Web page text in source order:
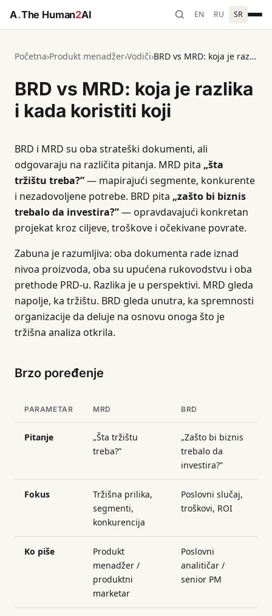
A.The Human2AI EN RU SR
Početna›Produkt menadžer›Vodiči› BRD vs MRD: koja je razlika i kada koristiti koji
BRD vs MRD: koja je razlika
i kada koristiti koji
BRD i MRD su oba strateški dokumenti, ali
odgovaraju na različita pitanja. MRD pita „šta
tržištu treba?”— mapirajući segmente, konkurente
i nezadovoljene potrebe. BRD pita „zašto bi biznis
trebalo da investira?”— opravdavajući konkretan
projekat kroz ciljeve, troškove i očekivane povrate.
Zabuna je razumljiva: oba dokumenta rade iznad
nivoa proizvoda, oba su upućena rukovodstvu i oba
prethode PRD-u. Razlika je u perspektivi. MRD gleda
napolje, ka tržištu. BRD gleda unutra, ka spremnosti
organizacije da deluje na osnovu onoga što je
tržišna analiza otkrila.
Brzo poređenje
PARAMETAR MRD BRD
Pitanje
„Šta tržištu
treba?”
„Zašto bi biznis
trebalo da
investira?”
Fokus
Tržišna prilika,
segmenti,
konkurencija
Poslovni slučaj,
troškovi, ROI
Ko piše
Produkt
menadžer /
produktni
marketar
Poslovni
analitičar /
senior PM